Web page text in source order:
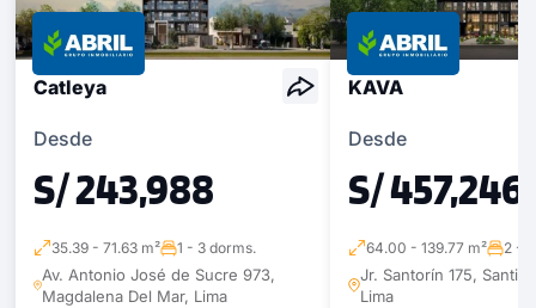
Catleya
Desde
S/ 243,988
35.39 - 71.63 m² 1 - 3 dorms.
Av. Antonio José de Sucre 973,
Magdalena Del Mar, Lima
KAVA
Desde
S/ 457,246
64.00 - 139.77 m² 2 -
Jr. Santorín 175,
Lima